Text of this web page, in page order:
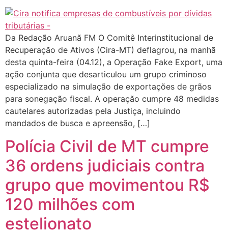
Da Redação Aruanã FM O Comitê Interinstitucional de
Recuperação de Ativos (Cira-MT) deflagrou, na manhã
desta quinta-feira (04.12), a Operação Fake Export, uma
ação conjunta que desarticulou um grupo criminoso
especializado na simulação de exportações de grãos
para sonegação fiscal. A operação cumpre 48 medidas
cautelares autorizadas pela Justiça, incluindo
mandados de busca e apreensão, […]
Polícia Civil de MT cumpre
36 ordens judiciais contra
grupo que movimentou R$
120 milhões com
estelionato